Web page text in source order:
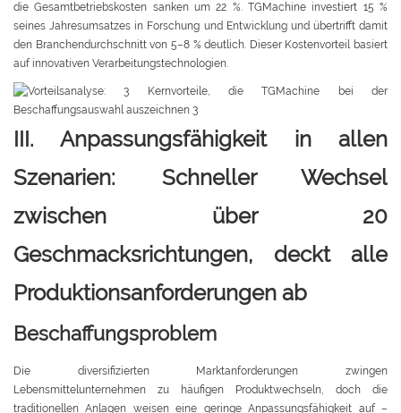
die Gesamtbetriebskosten sanken um 22 %. TGMachine investiert 15 %
seines Jahresumsatzes in Forschung und Entwicklung und übertrifft damit
den Branchendurchschnitt von 5–8 % deutlich. Dieser Kostenvorteil basiert
auf innovativen Verarbeitungstechnologien.
III. Anpassungsfähigkeit in allen
Szenarien: Schneller Wechsel
zwischen über 20
Geschmacksrichtungen, deckt alle
Produktionsanforderungen ab
Beschaffungsproblem
Die diversifizierten Marktanforderungen zwingen
Lebensmittelunternehmen zu häufigen Produktwechseln, doch die
traditionellen Anlagen weisen eine geringe Anpassungsfähigkeit auf –